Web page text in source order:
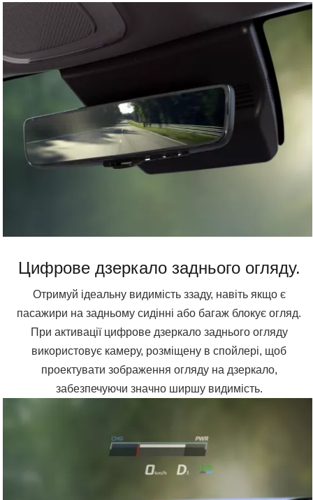
Цифрове дзеркало заднього огляду.
Отримуй ідеальну видимість ззаду, навіть якщо є
пасажири на задньому сидінні або багаж блокує огляд.
При активації цифрове дзеркало заднього огляду
використовує камеру, розміщену в спойлері, щоб
проектувати зображення огляду на дзеркало,
забезпечуючи значно ширшу видимість.